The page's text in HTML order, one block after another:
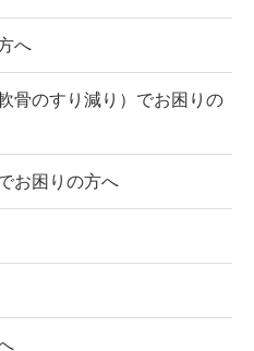
へ
骨のすり減り）でお困りの
お困りの方へ